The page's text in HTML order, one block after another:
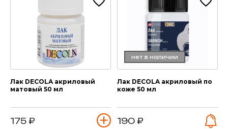
Лак DECOLA акриловый
матовый 50 мл
175 ₽
нет в наличии
Лак DECOLA акриловый по
коже 50 мл
190 ₽